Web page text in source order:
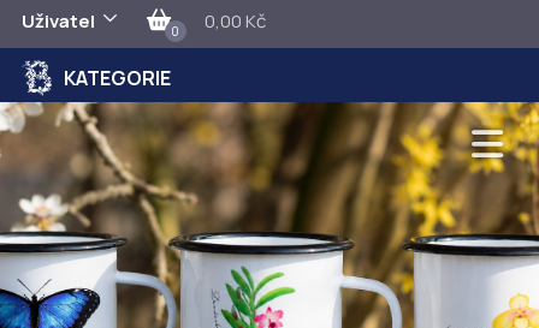
Uživatel 0 0,00 Kč
KATEGORIE